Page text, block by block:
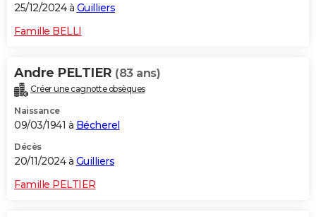
25/12/2024 à Guilliers
Famille BELLI
Andre PELTIER (83 ans)
Créer une cagnotte obsèques
Naissance
09/03/1941 à Bécherel
Décès
20/11/2024 à Guilliers
Famille PELTIER